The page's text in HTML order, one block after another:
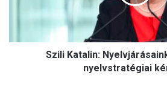
Szili Katalin:
nyelvstratégiai